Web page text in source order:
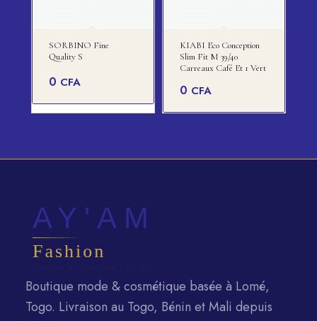
SORBINO Fine
Quality S
0 CFA
KIABI Eco Conception
Slim Fit M 39/40
Carreaux Café Et 1 Vert
0 CFA
Boutique mode & cosmétique basée à Lomé,
Togo. Livraison au Togo, Bénin et Mali depuis